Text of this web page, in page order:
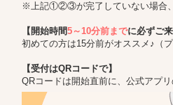
※上記①②③が完了していない場合、
【開始時間5～10分前までに必ずご
初めての方は15分前がオススメ♪（
【受付はQRコードで】
QRコードは開始直前に、公式アプ